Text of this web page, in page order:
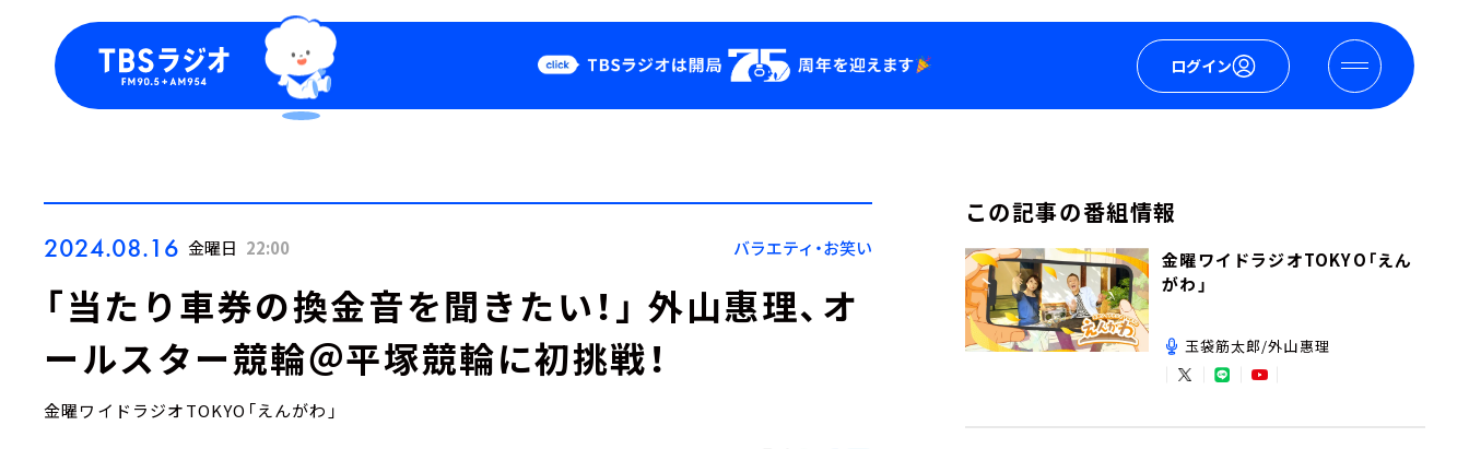
ログイン
Podcast
YouTube
会社情報
2024.08.16 金曜日 22:00 バラエティ・お笑い
「当たり車券の換金音を聞きたい！」 外山惠理、オ
ールスター競輪＠平塚競輪に初挑戦！
金曜ワイドラジオTOKYO「えんがわ」
この記事の番組情報
金曜ワイドラジオTOKYO「えん
がわ」
玉袋筋太郎/外山惠理